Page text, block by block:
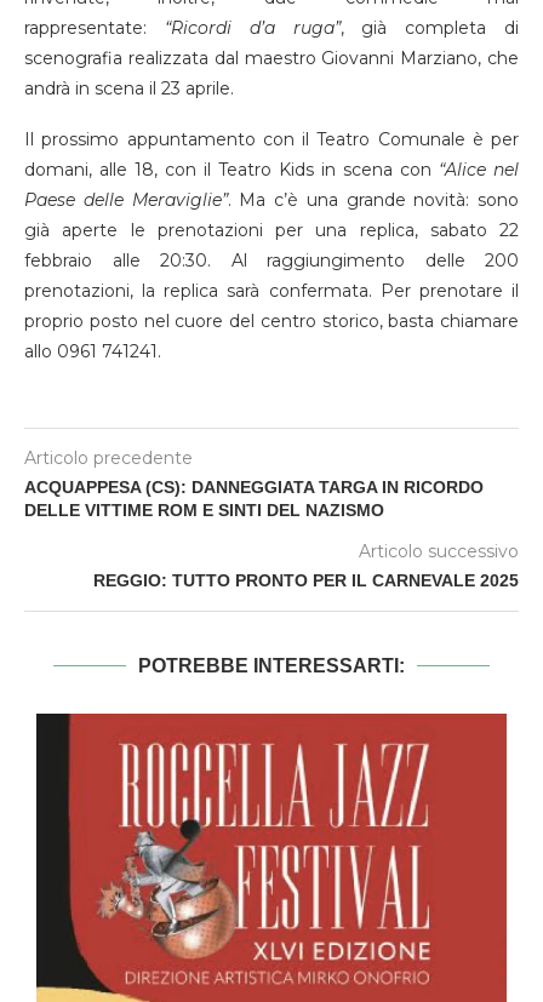
rappresentate: “Ricordi d’a ruga”, già completa di
scenografia realizzata dal maestro Giovanni Marziano, che
andrà in scena il 23 aprile.
Il prossimo appuntamento con il Teatro Comunale è per
domani, alle 18, con il Teatro Kids in scena con “Alice nel
Paese delle Meraviglie”. Ma c’è una grande novità: sono
già aperte le prenotazioni per una replica, sabato 22
febbraio alle 20:30. Al raggiungimento delle 200
prenotazioni, la replica sarà confermata. Per prenotare il
proprio posto nel cuore del centro storico, basta chiamare
allo 0961 741241.
Articolo precedente
ACQUAPPESA (CS): DANNEGGIATA TARGA IN RICORDO
DELLE VITTIME ROM E SINTI DEL NAZISMO
Articolo successivo
REGGIO: TUTTO PRONTO PER IL CARNEVALE 2025
POTREBBE INTERESSARTI: